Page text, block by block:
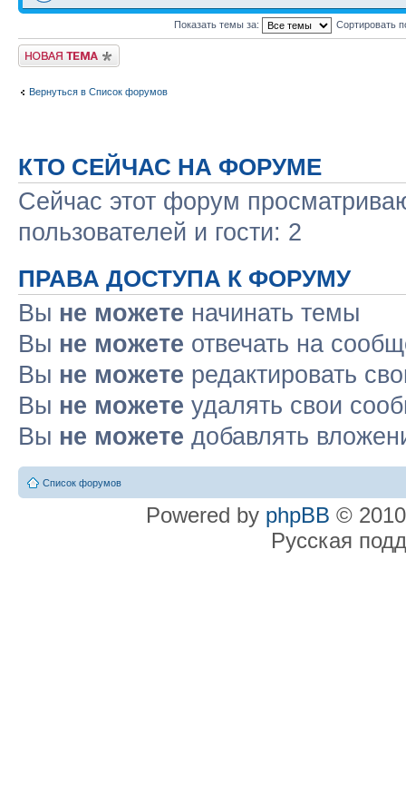
Показать темы за: Сортировать
Начать новую тему
Вернуться в Список форумов
КТО СЕЙЧАС НА ФОРУМЕ
Сейчас этот форум
пользователей и гости: 2
ПРАВА ДОСТУПА К ФОРУМУ
Вы не можете начинать темы
Вы не можете отвечать на
Вы не можете редактировать
Вы не можете удалять свои
Вы не можете добавлять
Список форумов
Powered by phpBB ©
Русская